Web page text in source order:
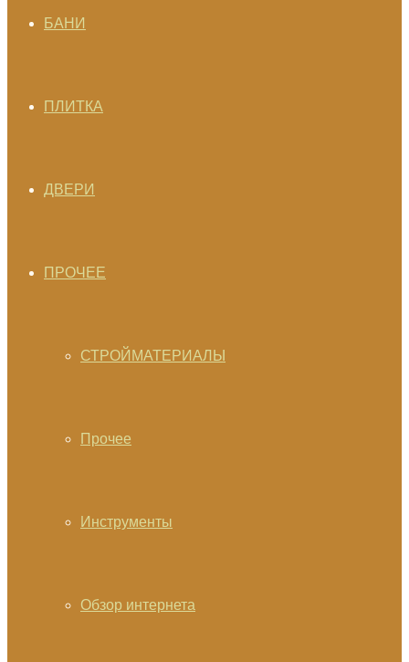
БАНИ
ПЛИТКА
ДВЕРИ
ПРОЧЕЕ
СТРОЙМАТЕРИАЛЫ
Прочее
Инструменты
Обзор интернета